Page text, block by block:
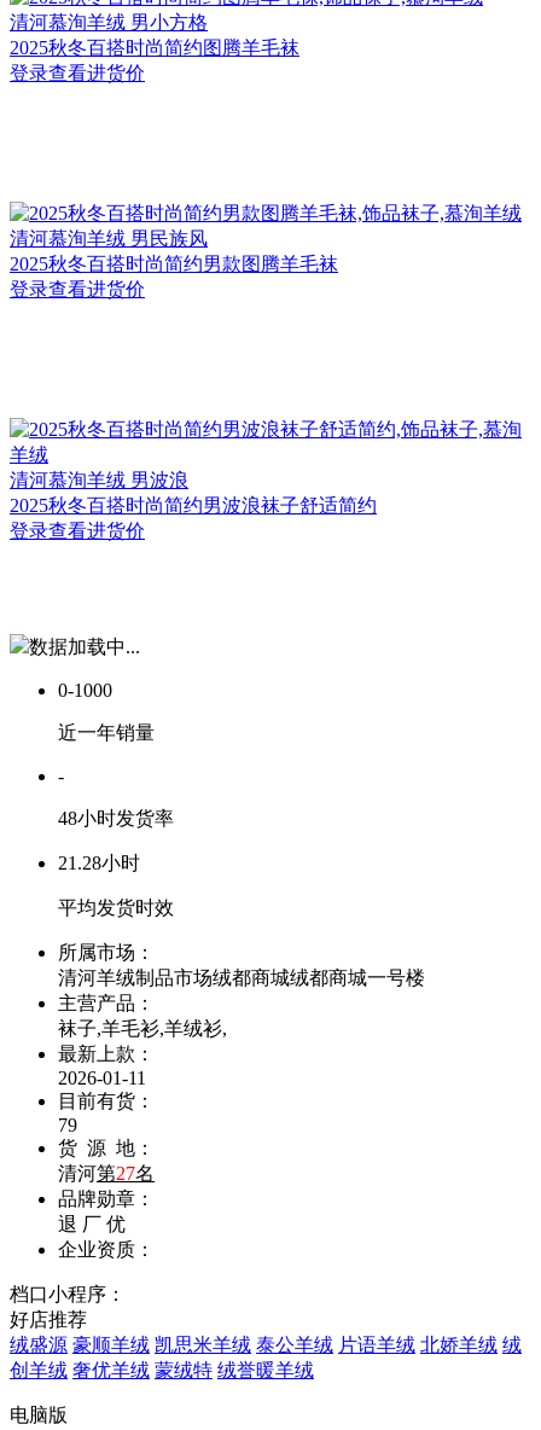
清河慕洵羊绒 男小方格
2025秋冬百搭时尚简约图腾羊毛袜
登录查看进货价
清河慕洵羊绒 男民族风
2025秋冬百搭时尚简约男款图腾羊毛袜
登录查看进货价
清河慕洵羊绒 男波浪
2025秋冬百搭时尚简约男波浪袜子舒适简约
登录查看进货价
数据加载中...
0-1000
近一年销量
-
48小时发货率
21.28小时
平均发货时效
所属市场：
清河羊绒制品市场绒都商城绒都商城一号楼
主营产品：
袜子,羊毛衫,羊绒衫,
最新上款：
2026-01-11
目前有货：
79
货 源 地：
清河第27名
品牌勋章：
退 厂 优
企业资质：
档口小程序：
好店推荐
绒盛源 豪顺羊绒 凯思米羊绒 泰公羊绒 片语羊绒 北娇羊绒 绒
创羊绒 奢优羊绒 蒙绒特 绒誉暖羊绒
电脑版